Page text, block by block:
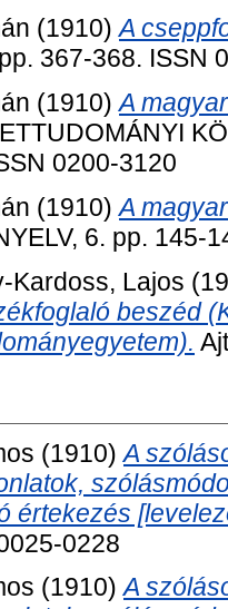
(1910)A
367-368. ISSN
(1910)A
0200-3120
(1910)A
6. pp. 145-
Kardoss, Lajos
beszéd
(1910)A
értekezés
0228
(1910)A